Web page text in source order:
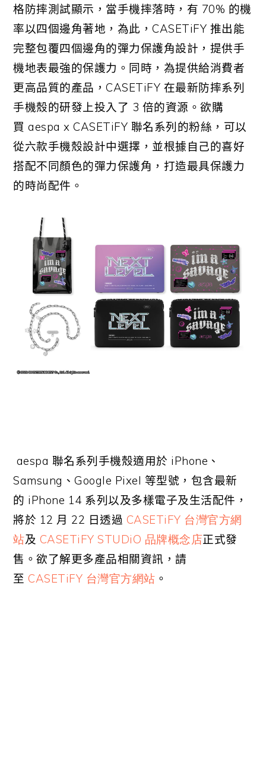
格防摔測試顯示，當手機摔落時，有 70% 的機
率以四個邊角著地，為此，CASETiFY 推出能
完整包覆四個邊角的彈力保護角設計，提供手
機地表最強的保護力。同時，為提供給消費者
更高品質的產品，CASETiFY 在最新防摔系列
手機殼的研發上投入了 3 倍的資源。欲購
買 aespa x CASETiFY 聯名系列的粉絲，可以
從六款手機殼設計中選擇，並根據自己的喜好
搭配不同顏色的彈力保護角，打造最具保護力
的時尚配件。
aespa 聯名系列手機殼適用於 iPhone 、
Samsung 、Google Pixel 等型號，包含最新
的 iPhone 14 系列以及多樣電子及生活配件，
將於 12 月 22 日透過 CASETiFY 台灣官方網
站及 CASETiFY STUDiO 品牌概念店正式發
售。欲了解更多產品相關資訊，請
至 CASETiFY 台灣官方網站 。